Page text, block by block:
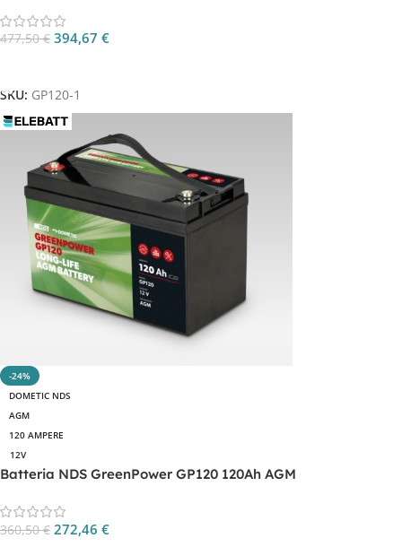
477,50€ 394,67 €
SKU: GP120-1
-24%
DOMETIC NDS
AGM
120 AMPERE
12V
Batteria NDS GreenPower GP120 120Ah AGM
360,50€ 272,46 €